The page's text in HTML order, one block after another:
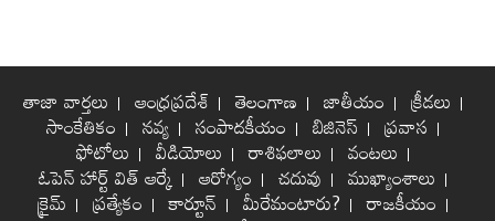
తాజా వార్తలు ఆంధ్రప్రదేశ్ తెలంగాణ జాతీయం క్రీడలు
సాంకేతికం నవ్య సంపాదకీయం బిజినెస్ ప్రవాస
ఫోటోలు వీడియోలు రాశిఫలాలు వంటలు
ఓపెన్ హార్ట్ విత్ ఆర్కే ఆరోగ్యం చదువు ముఖ్యాంశాలు
క్రైమ్ ప్రత్యేకం కార్టూన్ మీరేమంటారు? రాజకీయం